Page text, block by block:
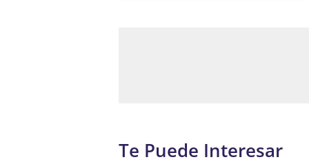
Te Puede Interesar